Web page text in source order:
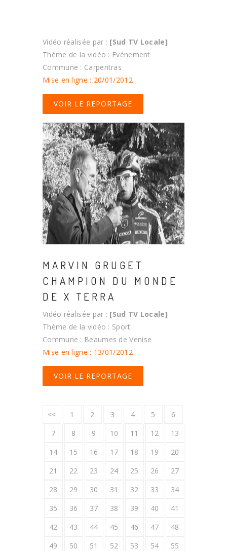
Vidéo réalisée par : [Sud TV Locale]
Thème de la vidéo : Evénement
Commune : Carpentras
Mise en ligne : 20/01/2012
VOIR LE REPORTAGE
MARVIN GRUGET
CHAMPION DU MONDE
DE X TERRA
Vidéo réalisée par : [Sud TV Locale]
Thème de la vidéo : Sport
Commune : Beaumes de Venise
Mise en ligne : 13/01/2012
VOIR LE REPORTAGE
<< 1 2 3 4 5
6
7
8 9 10 11 12
13
14
15 16 17 18 19
20
21
22 23 24 25 26
27
28
29 30 31 32 33
34
35
36 37 38 39 40
41
42
43 44 45 46 47
48
49
50 51 52 53 54
55